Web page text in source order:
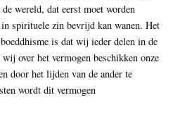
wereld, dat eerst moet worden
spirituele zin bevrijd kan wanen. Het
is dat wij ieder delen in de
over het vermogen beschikken onze
door het lijden van de ander te
wordt dit vermogen